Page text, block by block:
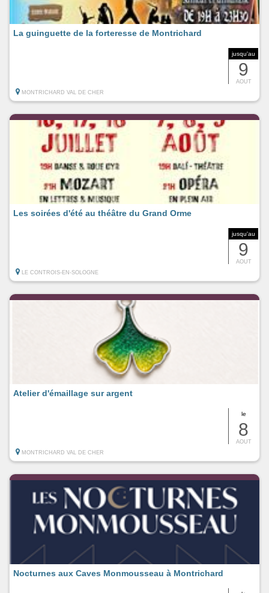
jusqu'au
9
AOUT
La guinguette de la forteresse de Montrichard
MONTRICHARD VAL DE CHER
jusqu'au
9
AOUT
Les soirées d'été au théâtre du Grand Orme
LE CONTROIS-EN-SOLOGNE
le
8
AOUT
Atelier d'émaillage sur argent
MONTRICHARD VAL DE CHER
Nocturnes aux Caves Monmousseau à Montrichard